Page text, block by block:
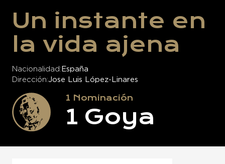
Un instante en
la vida ajena
Nacionalidad España
Dirección Jose Luis López-Linares
1 Nominación
1 Goya